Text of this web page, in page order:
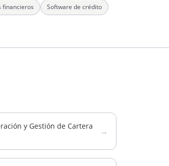
financieros
Software de crédito
y Gestión de Cartera
→